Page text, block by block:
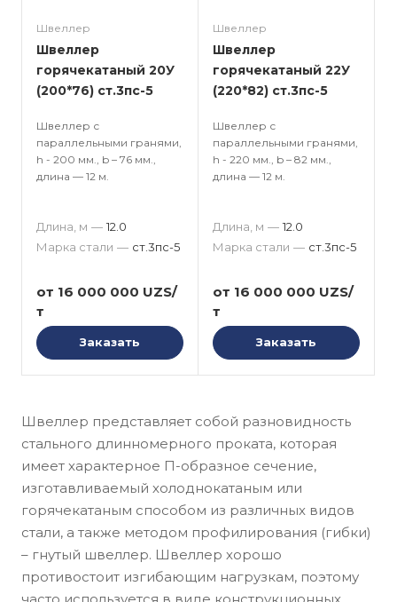
Швеллер
Швеллер
горячекатаный 20У
(200*76) ст.3пс-5
Швеллер с
параллельными гранями,
h - 200 мм., b – 76 мм.,
длина — 12 м.
Длина, м — 12.0
Марка стали — ст.3пс-5
от 16 000 000 UZS/
т
Заказать
Швеллер
Швеллер
горячекатаный 22У
(220*82) ст.3пс-5
Швеллер с
параллельными гранями,
h - 220 мм., b – 82 мм.,
длина — 12 м.
Длина, м — 12.0
Марка стали — ст.3пс-5
от 16 000 000 UZS/
т
Заказать
Швеллер представляет собой разновидность
стального длинномерного проката, которая
имеет характерное П-образное сечение,
изготавливаемый холоднокатаным или
горячекатаным способом из различных видов
стали, а также методом профилирования (гибки)
– гнутый швеллер. Швеллер хорошо
противостоит изгибающим нагрузкам, поэтому